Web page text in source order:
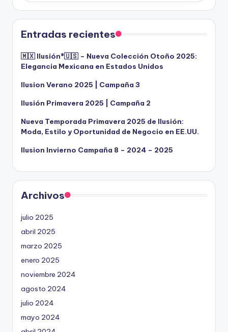
Entradas recientes
🇲🇽 Ilusión®️🇺🇸 – Nueva Colección Otoño 2025:
Elegancia Mexicana en Estados Unidos
Ilusion Verano 2025 | Campaña 3
Ilusión Primavera 2025 | Campaña 2
Nueva Temporada Primavera 2025 de Ilusión:
Moda, Estilo y Oportunidad de Negocio en EE.UU.
Ilusion Invierno Campaña 8 – 2024 – 2025
Archivos
julio 2025
abril 2025
marzo 2025
enero 2025
noviembre 2024
agosto 2024
julio 2024
mayo 2024